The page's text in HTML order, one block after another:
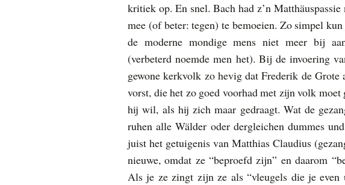
kritiek op. En snel. Bach had z’n
mee (of beter: tegen) te bemoeien. Zo simpel
de moderne mondige mens niet meer bij
(verbeterd noemde men het). Bij de invoering
gewone kerkvolk zo hevig dat Frederik de
vorst, die het zo goed voorhad met zijn volk
hij wil, als hij zich maar gedraagt. Wat de
ruhen alle Wälder oder dergleichen dummes
juist het getuigenis van Matthias Claudius
nieuwe, omdat ze “beproefd zijn” en daarom
Als je ze zingt zijn ze als “vleugels die je even